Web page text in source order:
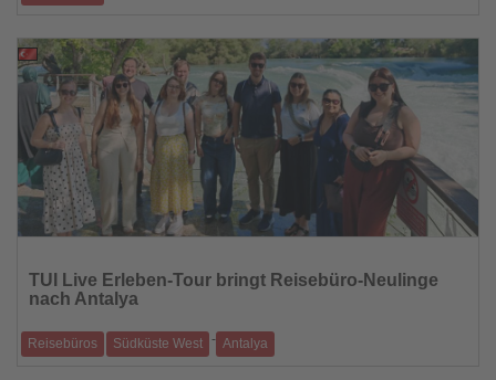
04.05.2026
Nachrichten
TUI Live Erleben-Tour bringt Reisebüro-Neulinge
nach Antalya
Reisebüros Südküste West - Antalya